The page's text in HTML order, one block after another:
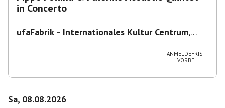
in Concerto
ufaFabrik - Internationales Kultur Centrum,
ANMELDEFRIST
VORBEI
Sa, 08.08.2026